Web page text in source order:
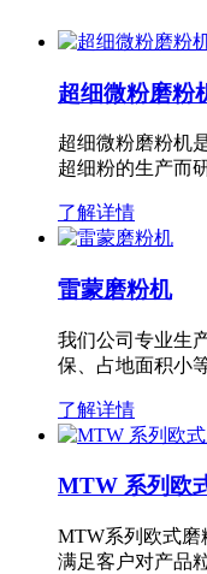
超细微粉磨粉
超细微粉磨粉机
超细粉的生产而
了解详情
雷蒙磨粉机
我们公司专业生
保、占地面积小
了解详情
MTW 系列欧
MTW系列欧式
满足客户对产品